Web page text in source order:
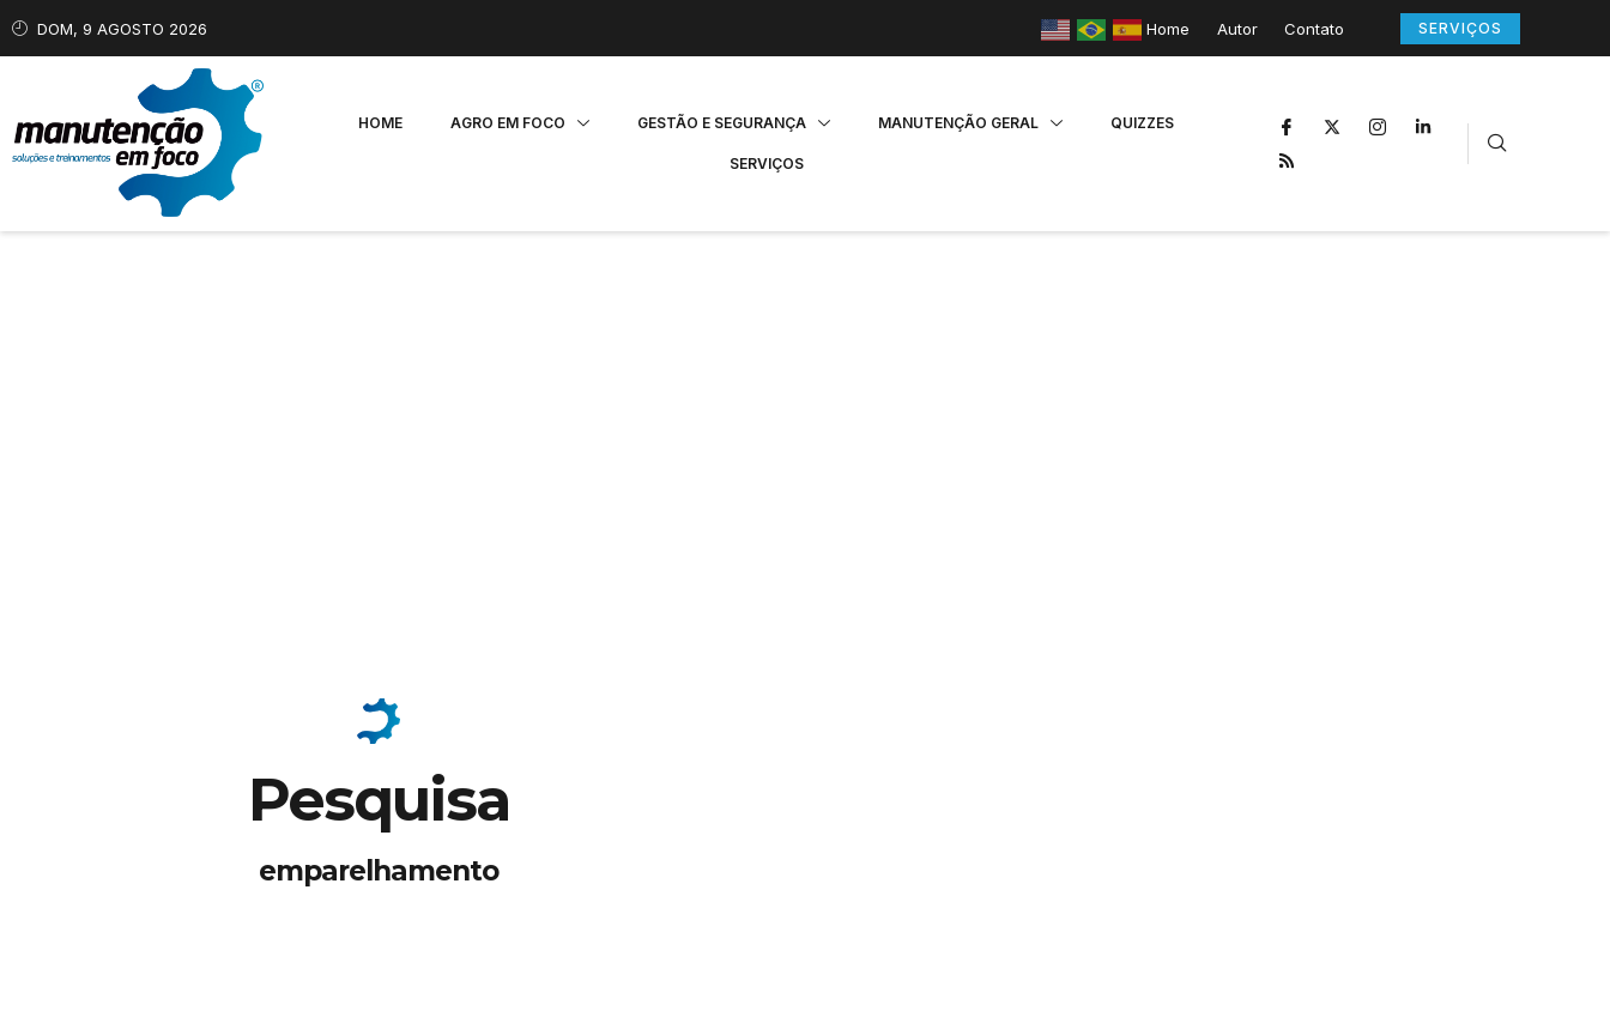
DOM, 9 AGOSTO 2026 Home Autor Contato SERVIÇOS
HOME AGRO EM FOCO GESTÃO E SEGURANÇA MANUTENÇÃO GERAL QUIZZES
SERVIÇOS
Pesquisa
emparelhamento